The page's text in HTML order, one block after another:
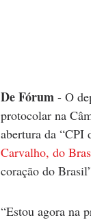
De Fórum - O
protocolar na
abertura da “CPI
Carvalho, do
coração do
“Estou agora na